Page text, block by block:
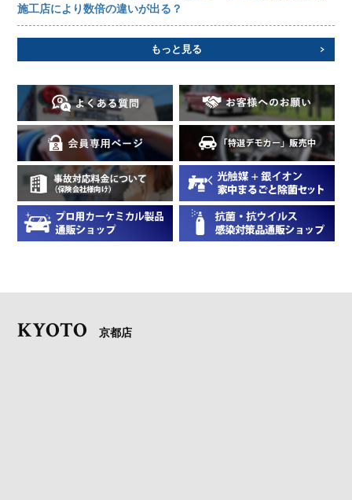
施工店により数倍の違いが出る？
もっと見る
KYOTO 京都店